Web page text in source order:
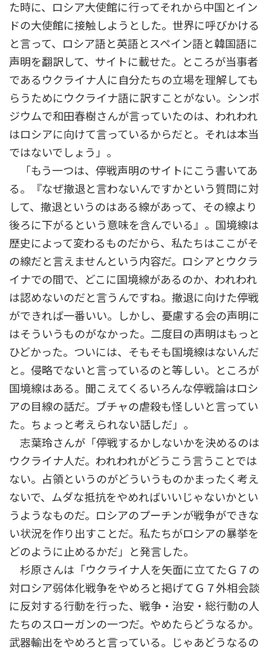
た時に、ロシア大使館に行ってそれから中国とイン
ドの大使館に接触しようとした。世界に呼びかける
と言って、ロシア語と英語とスペイン語と韓国語に
声明を翻訳して、サイトに載せた。ところが当事者
であるウクライナ人に自分たちの立場を理解しても
らうためにウクライナ語に訳すことがない。シンポ
ジウムで和田春樹さんが言っていたのは、われわれ
はロシアに向けて言っているからだと。それは本当
ではないでしょう」。
「もう一つは、停戦声明のサイトにこう書いてあ
る。『なぜ撤退と言わないんですかという質問に対
して、撤退というのはある線があって、その線より
後ろに下がるという意味を含んでいる』。国境線は
歴史によって変わるものだから、私たちはここがそ
の線だと言えませんという内容だ。ロシアとウクラ
イナでの間で、どこに国境線があるのか、われわれ
は認めないのだと言うんですね。撤退に向けた停戦
ができれば一番いい。しかし、憂慮する会の声明に
はそういうものがなかった。二度目の声明はもっと
ひどかった。ついには、そもそも国境線はないんだ
と。侵略でないと言っているのと等しい。ところが
国境線はある。聞こえてくるいろんな停戦論はロシ
アの目線の話だ。ブチャの虐殺も怪しいと言ってい
た。ちょっと考えられない話しだ」。
志葉玲さんが「停戦するかしないかを決めるのは
ウクライナ人だ。われわれがどうこう言うことでは
ない。占領というのがどういうものかまったく考え
ないで、ムダな抵抗をやめればいいじゃないかとい
うようなものだ。ロシアのプーチンが戦争ができな
い状況を作り出すことだ。私たちがロシアの暴挙を
どのように止めるかだ」と発言した。
杉原さんは「ウクライナ人を矢面に立てたＧ７の
対ロシア弱体化戦争をやめろと掲げてＧ７外相会談
に反対する行動を行った、戦争・治安・総行動の人
たちのスローガンの一つだ。やめたらどうなるか。
武器輸出をやめろと言っている。じゃあどうなるの